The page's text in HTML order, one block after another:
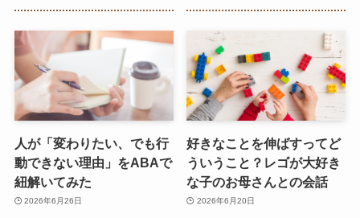
人が「変わりたい、でも行
動できない理由」をABAで
紐解いてみた
2026年6月26日
好きなことを伸ばすってど
ういうこと？レゴが大好き
な子のお母さんとの会話
2026年6月20日